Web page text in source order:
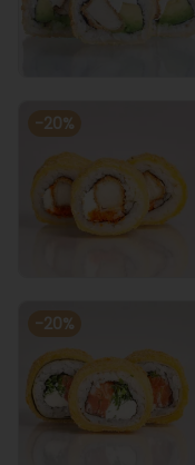
-20%
-20%